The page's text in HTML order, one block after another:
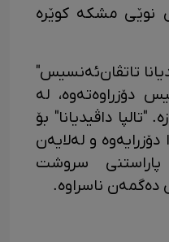
نوێی مشکە کوێرە
تاتڤان‌ئەنسیس"
دۆزراوەتەوە، لە
"تالپا داڤیدیانا" بۆ
لە ساڵی ١٨٨٤دا دۆزرایەوە و لەلایەن
پاراستنی سروشت